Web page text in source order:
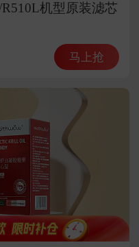
机型原装滤芯
马上抢